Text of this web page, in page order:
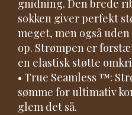
gnidning. Den brede
sokken giver perfekt
meget, men også
op. Strømpen er
en elastisk støtte
• True Seamless ™:
sømme for ultimativ
glem det så.